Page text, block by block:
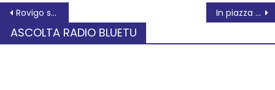
Rovigo saluta il 2025 con una grande festa in piazza In piazza Annonaria Il Natale fiorito dell’anima
ASCOLTA RADIO BLUETU